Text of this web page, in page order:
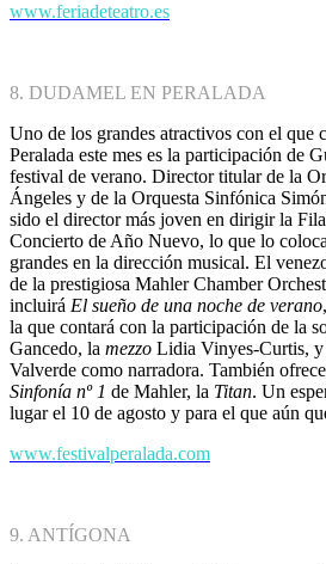
www.feriadeteatro.es
8. DUDAMEL EN PERALADA
Uno de los grandes atractivos con el que
Peralada este mes es la participación de
festival de verano. Director titular de la
Ángeles y de la Orquesta Sinfónica
sido el director más joven en dirigir la
Concierto de Año Nuevo, lo que lo
grandes en la dirección musical. El
de la prestigiosa Mahler Chamber
incluirá El sueño de una noche de verano
la que contará con la participación de la
Gancedo, la mezzo Lidia Vinyes-Curtis,
Valverde como narradora. También
Sinfonía nº 1 de Mahler, la Titan. Un
lugar el 10 de agosto y para el que aún
www.festivalperalada.com
9. ANTÍGONA